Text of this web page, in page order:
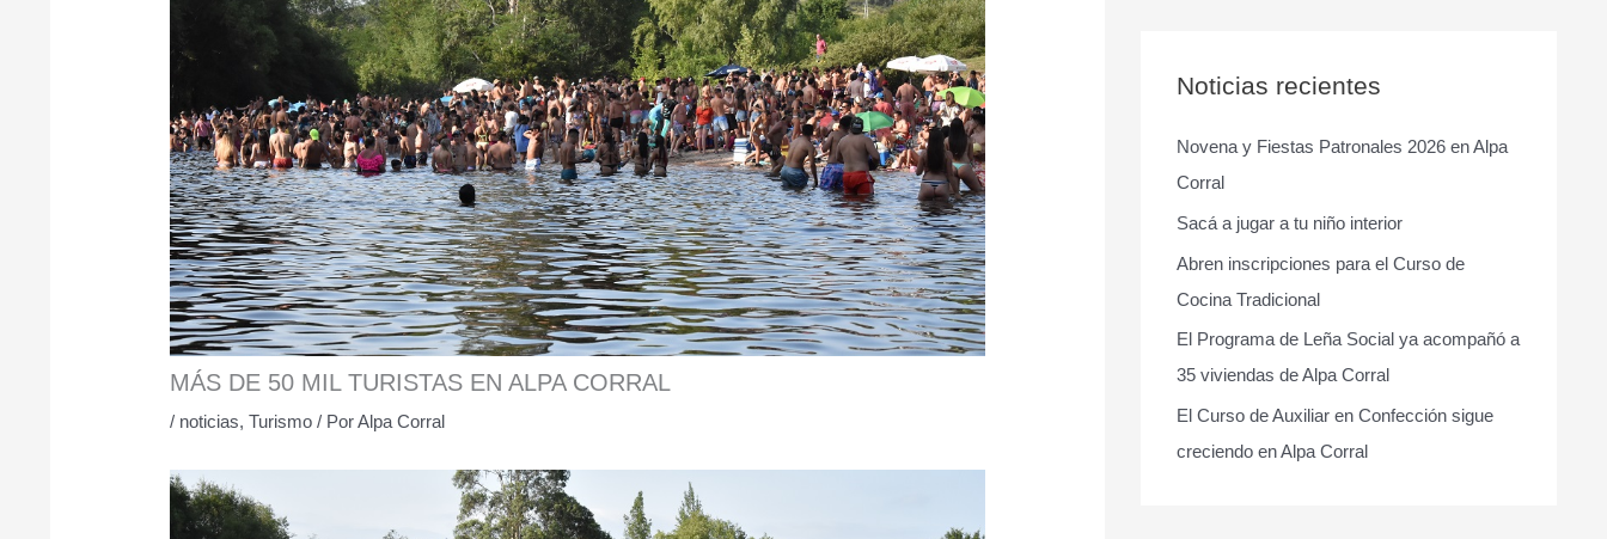
MÁS DE 50 MIL TURISTAS EN ALPA CORRAL
/ noticias,Turismo / PorAlpa Corral
a
p
o
r
:
Noticias recientes
Novena y Fiestas Patronales 2026 en Alpa
Corral
Sacá a jugar a tu niño interior
Abren inscripciones para el Curso de
Cocina Tradicional
El Programa de Leña Social ya acompañó a
35 viviendas de Alpa Corral
El Curso de Auxiliar en Confección sigue
creciendo en Alpa Corral